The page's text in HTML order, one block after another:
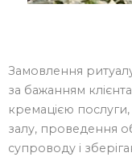
Замовлення
за бажанням
кремацією
залу, проведення
супроводу і